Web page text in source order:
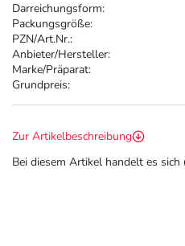
Darreichungsform:
Packungsgröße:
PZN/Art.Nr.:
Anbieter/Hersteller:
Marke/Präparat:
Grundpreis:
Zur Artikelbeschreibung
Bei diesem Artikel handelt es